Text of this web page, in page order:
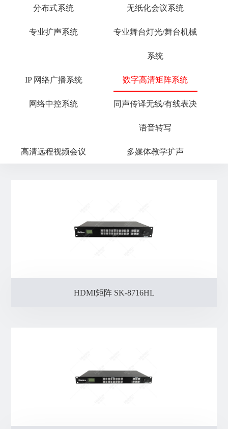
分布式系统 无纸化会议系统
专业扩声系统 专业舞台灯光/舞台机械
系统
IP 网络广播系统 数字高清矩阵系统
网络中控系统 同声传译无线/有线表决
语音转写
高清远程视频会议 多媒体教学扩声
HDMI矩阵 SK-8716HL